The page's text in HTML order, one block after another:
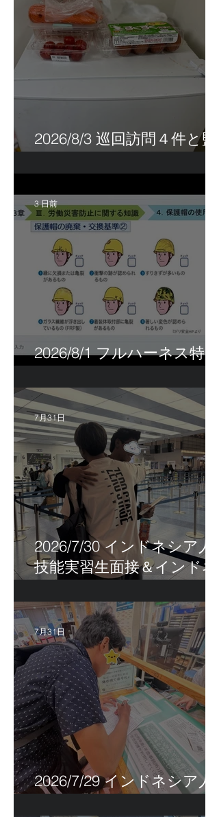
2026/8/3 巡回訪問４件と監
2026/8/1 フルハーネス特別
3 日前
2026/7/30 インドネシア人
技能実習生面接＆インドネ
7月31日
2026/7/29 インドネシア人
7月31日